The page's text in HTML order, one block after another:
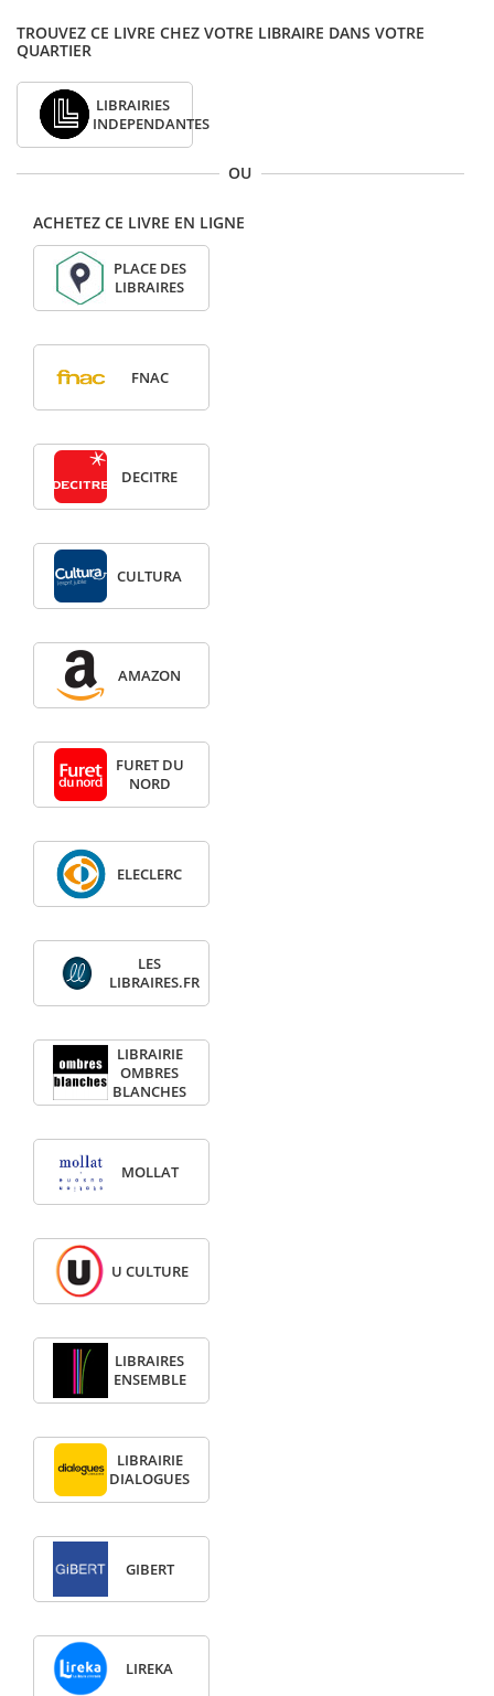
TROUVEZ CE LIVRE CHEZ VOTRE LIBRAIRE DANS VOTRE
QUARTIER
LIBRAIRIES
INDEPENDANTES
OU
ACHETEZ CE LIVRE EN LIGNE
PLACE DES
LIBRAIRES
FNAC
DECITRE
CULTURA
AMAZON
FURET DU
NORD
ELECLERC
LES
LIBRAIRES.FR
LIBRAIRIE
OMBRES
BLANCHES
MOLLAT
U CULTURE
LIBRAIRES
ENSEMBLE
LIBRAIRIE
DIALOGUES
GIBERT
LIREKA